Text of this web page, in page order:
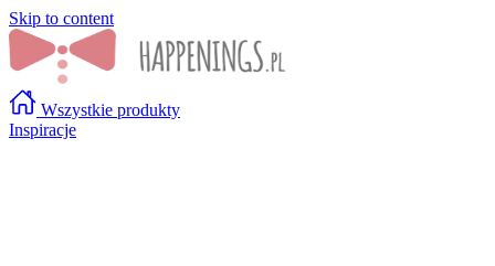
Skip to content
Wszystkie produkty
Inspiracje